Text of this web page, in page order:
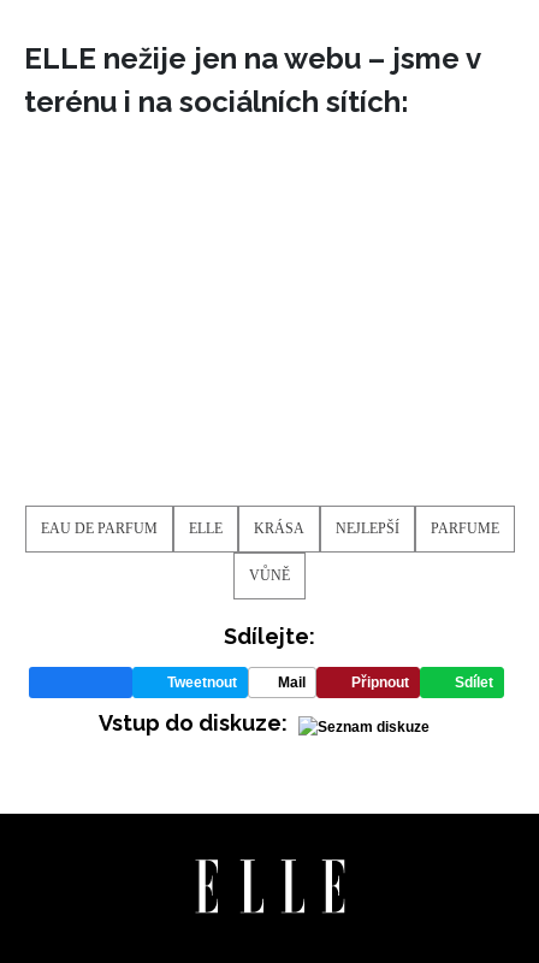
REDAKCE
ELLE nežije jen na webu – jsme v
terénu i na sociálních sítích:
EAU DE PARFUM ELLE KRÁSA NEJLEPŠÍ PARFUME
VŮNĚ
Sdílejte:
Tweetnout Mail Připnout Sdílet
Vstup do diskuze: